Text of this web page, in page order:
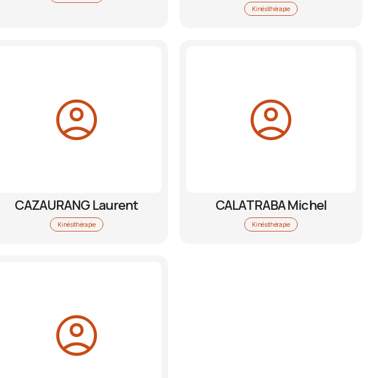
Kinésithérapie
CAZAURANG Laurent
Kinésithérapie
CALATRABA Michel
Kinésithérapie